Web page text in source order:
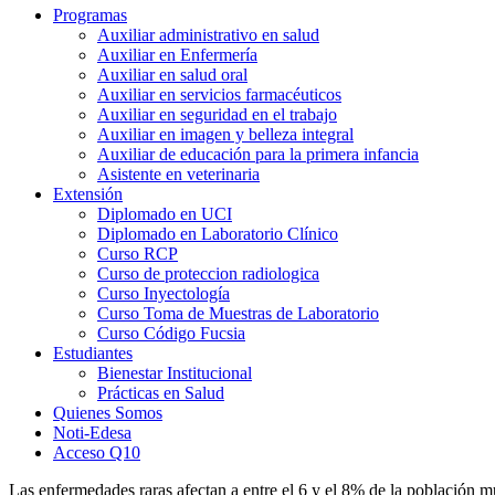
Programas
Auxiliar administrativo en salud
Auxiliar en Enfermería
Auxiliar en salud oral
Auxiliar en servicios farmacéuticos
Auxiliar en seguridad en el trabajo
Auxiliar en imagen y belleza integral
Auxiliar de educación para la primera infancia
Asistente en veterinaria
Extensión
Diplomado en UCI
Diplomado en Laboratorio Clínico
Curso RCP
Curso de proteccion radiologica
Curso Inyectología
Curso Toma de Muestras de Laboratorio
Curso Código Fucsia
Estudiantes
Bienestar Institucional
Prácticas en Salud
Quienes Somos
Noti-Edesa
Acceso Q10
Las enfermedades raras afectan a entre el 6 y el 8% de la población